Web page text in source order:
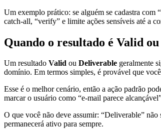
Um exemplo prático: se alguém se cadastra
catch-all, “verify” e limite ações sensíveis até a
Quando o resultado é Valid
Um resultado Valid ou Deliverable geralmente
domínio. Em termos simples, é provável que
Esse é o melhor cenário, então a ação padrão
marcar o usuário como “e-mail parece
O que você não deve assumir: “Deliverable” não
permanecerá ativo para sempre.